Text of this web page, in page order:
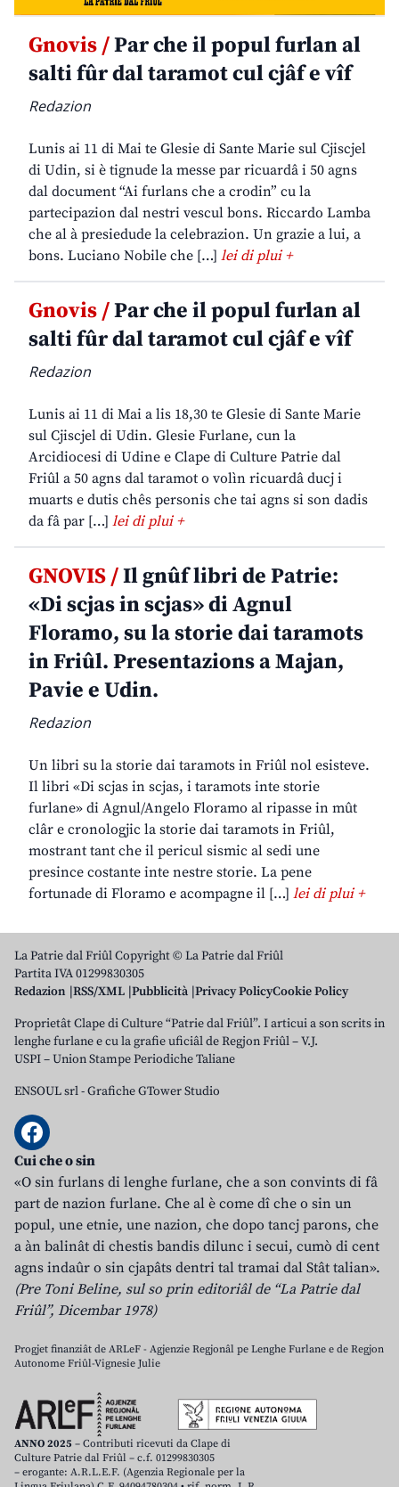
Gnovis /Par che il popul furlan al
salti fûr dal taramot cul cjâf e vîf
Redazion
Lunis ai 11 di Mai te Glesie di Sante Marie sul Cjiscjel
di Udin, si è tignude la messe par ricuardâ i 50 agns
dal document “Ai furlans che a crodin” cu la
partecipazion dal nestri vescul bons. Riccardo Lamba
che al à presiedude la celebrazion. Un grazie a lui, a
bons. Luciano Nobile che […] lei di plui +
Gnovis /Par che il popul furlan al
salti fûr dal taramot cul cjâf e vîf
Redazion
Lunis ai 11 di Mai a lis 18,30 te Glesie di Sante Marie
sul Cjiscjel di Udin. Glesie Furlane, cun la
Arcidiocesi di Udine e Clape di Culture Patrie dal
Friûl a 50 agns dal taramot o volìn ricuardâ ducj i
muarts e dutis chês personis che tai agns si son dadis
da fâ par […] lei di plui +
GNOVIS /Il gnûf libri de Patrie:
«Di scjas in scjas» di Agnul
Floramo, su la storie dai taramots
in Friûl. Presentazions a Majan,
Pavie e Udin.
Redazion
Un libri su la storie dai taramots in Friûl nol esisteve.
Il libri «Di scjas in scjas, i taramots inte storie
furlane» di Agnul/Angelo Floramo al ripasse in mût
clâr e cronologjic la storie dai taramots in Friûl,
mostrant tant che il pericul sismic al sedi une
presince costante inte nestre storie. La pene
fortunade di Floramo e acompagne il […] lei di plui +
La Patrie dal Friûl Copyright © La Patrie dal Friûl
Partita IVA 01299830305
Redazion RSS/XML Pubblicità Privacy PolicyCookie Policy
Proprietât Clape di Culture “Patrie dal Friûl”. I articui a son scrits in
lenghe furlane e cu la grafie uficiâl de Regjon Friûl – V.J.
USPI – Union Stampe Periodiche Taliane
ENSOUL srl-Grafiche GTower Studio
Cui che o sin
«O sin furlans di lenghe furlane, che a son convints di fâ
part de nazion furlane. Che al è come dî che o sin un
popul, une etnie, une nazion, che dopo tancj parons, che
a àn balinât di chestis bandis dilunc i secui, cumò di cent
agns indaûr o sin cjapâts dentri tal tramai dal Stât talian».
(Pre Toni Beline, sul so prin editoriâl de “La Patrie dal
Friûl”, Dicembar 1978)
Progjet finanziât de ARLeF - Agjenzie Regjonâl pe Lenghe Furlane e de Regjon
Autonome Friûl-Vignesie Julie
ANNO 2025 – Contributi ricevuti da Clape di
Culture Patrie dal Friûl – c.f. 01299830305
– erogante: A.R.L.E.F. (Agenzia Regionale per la